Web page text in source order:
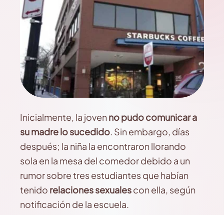
Inicialmente, la jovenno pudo comunicar a
su madre lo sucedido. Sin embargo, días
después; la niña la encontraron llorando
sola en la mesa del comedor debido a un
rumor sobre tres estudiantes que habían
tenido relaciones sexualescon ella, según
notificación de la escuela.